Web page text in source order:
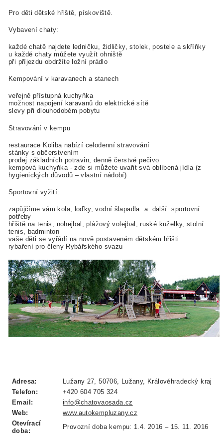
Pro děti dětské hřiště, pískoviště.
Vybavení chaty:
každé chatě najdete ledničku, židličky, stolek, postele a skříňky
u každé chaty můžete využít ohniště
při příjezdu obdržíte ložní prádlo
Kempování v karavanech a stanech
veřejně přístupná kuchyňka
možnost napojení karavanů do elektrické sítě
slevy při dlouhodobém pobytu
Stravování v kempu
restaurace Koliba nabízí celodenní stravování
stánky s občerstvením
prodej základních potravin, denně čerstvé pečivo
kempová kuchyňka - zde si můžete uvařit svá oblíbená jídla (z
hygienických důvodů – vlastní nádobí)
Sportovní vyžití:
zapůjčíme vám kola, loďky, vodní šlapadla a další sportovní
potřeby
hřiště na tenis, nohejbal, plážový volejbal, ruské kuželky, stolní
tenis, badminton
vaše děti se vyřádí na nově postaveném dětském hřišti
rybaření pro členy Rybářského svazu
Adresa:
Lužany 27, 50706, Lužany, Královéhradecký kraj
Telefon:
+420 604 705 324
Email:
info@chatovaosada.cz
Web:
www.autokempluzany.cz
Otevírací
doba:
Provozní doba kempu: 1.4. 2016 – 15. 11. 2016